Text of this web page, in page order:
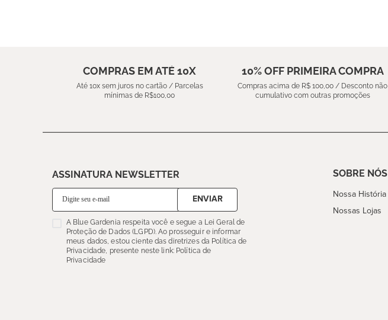
COMPRAS EM ATÉ 10X
Até 10x sem juros no cartão / Parcelas
mínimas de R$100,00
10% OFF PRIMEIRA COMPRA
Compras acima de R$ 100,00 / Desconto não
cumulativo com outras promoções
ASSINATURA NEWSLETTER
ENVIAR
A Blue Gardenia respeita você e segue a Lei Geral de
Proteção de Dados (LGPD). Ao prosseguir e informar
meus dados, estou ciente das diretrizes da Política de
Privacidade, presente neste link: Política de
Privacidade
SOBRE NÓS
Nossa História
Nossas Lojas